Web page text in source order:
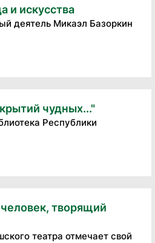
и искусства
деятель Микаэл Базоркин
чудных..."
Республики
творящий
театра отмечает свой